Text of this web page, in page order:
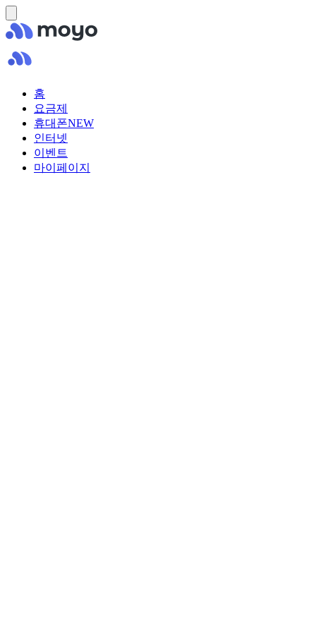
홈
요금제
휴대폰NEW
인터넷
이벤트
마이페이지